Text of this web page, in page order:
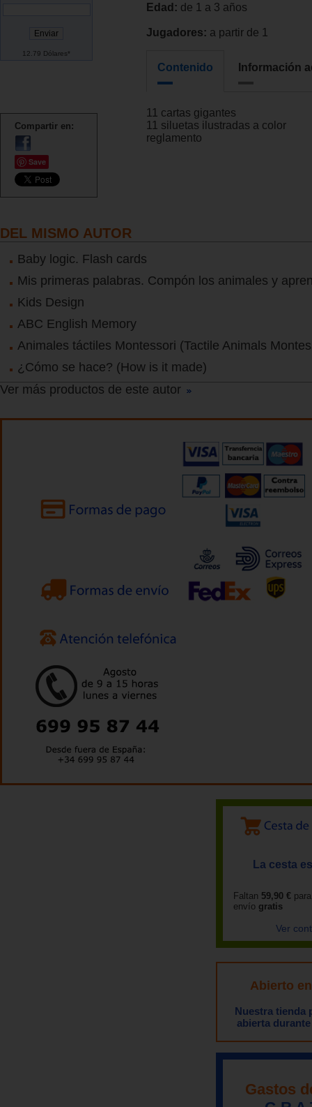
12.79 Dólares*
Compartir en:
Save
Edad: de 1 a 3 años
Jugadores: a partir de 1
Contenido Información
11 cartas gigantes
11 siluetas ilustradas a color
reglamento
DEL MISMO AUTOR
Baby logic. Flash cards
Mis primeras palabras. Compón los animales y
Kids Design
ABC English Memory
Animales táctiles Montessori (Tactile Animals
¿Cómo se hace? (How is it made)
Ver más productos de este autor
La cesta
Faltan 59,90 €
envío gratis
Ver
Abierto
Nuestra tienda
abierta
Gastos